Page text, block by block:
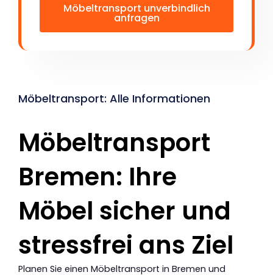
Möbeltransport unverbindlich
anfragen
Möbeltransport: Alle Informationen
Möbeltransport
Bremen: Ihre
Möbel sicher und
stressfrei ans Ziel
Planen Sie einen Möbeltransport in Bremen und